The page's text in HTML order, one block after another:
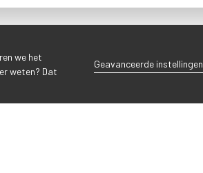
we het
weten? Dat
Geavanceerde instellingen